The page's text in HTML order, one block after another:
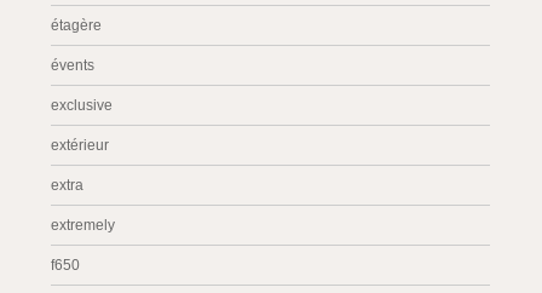
étagère
évents
exclusive
extérieur
extra
extremely
f650